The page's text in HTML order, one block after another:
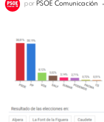
por PSOE Comunicación